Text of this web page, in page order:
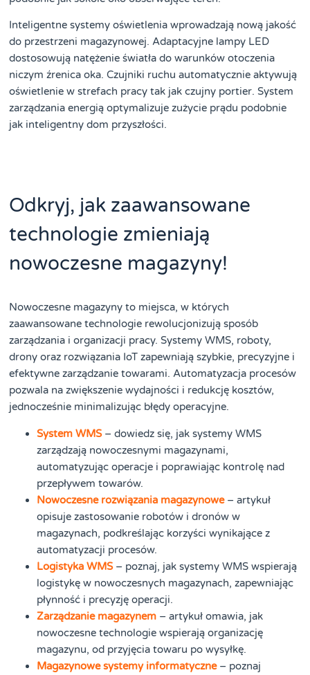
Inteligentne systemy oświetlenia wprowadzają nową jakość
do przestrzeni magazynowej. Adaptacyjne lampy LED
dostosowują natężenie światła do warunków otoczenia
niczym źrenica oka. Czujniki ruchu automatycznie aktywują
oświetlenie w strefach pracy tak jak czujny portier. System
zarządzania energią optymalizuje zużycie prądu podobnie
jak inteligentny dom przyszłości.
Odkryj, jak zaawansowane
technologie zmieniają
nowoczesne magazyny!
Nowoczesne magazyny to miejsca, w których
zaawansowane technologie rewolucjonizują sposób
zarządzania i organizacji pracy. Systemy WMS, roboty,
drony oraz rozwiązania IoT zapewniają szybkie, precyzyjne i
efektywne zarządzanie towarami. Automatyzacja procesów
pozwala na zwiększenie wydajności i redukcję kosztów,
jednocześnie minimalizując błędy operacyjne.
System WMS– dowiedz się, jak systemy WMS
zarządzają nowoczesnymi magazynami,
automatyzując operacje i poprawiając kontrolę nad
przepływem towarów.
Nowoczesne rozwiązania magazynowe– artykuł
opisuje zastosowanie robotów i dronów w
magazynach, podkreślając korzyści wynikające z
automatyzacji procesów.
Logistyka WMS– poznaj, jak systemy WMS wspierają
logistykę w nowoczesnych magazynach, zapewniając
płynność i precyzję operacji.
Zarządzanie magazynem – artykuł omawia, jak
nowoczesne technologie wspierają organizację
magazynu, od przyjęcia towaru po wysyłkę.
Magazynowe systemy informatyczne– poznaj